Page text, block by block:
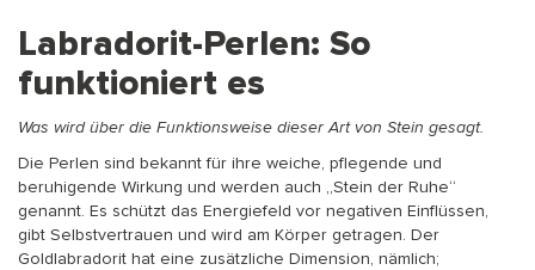
Labradorit-Perlen: So
funktioniert es
Was wird über die Funktionsweise dieser Art von Stein gesagt.
Die Perlen sind bekannt für ihre weiche, pflegende und
beruhigende Wirkung und werden auch „Stein der Ruhe“
genannt. Es schützt das Energiefeld vor negativen Einflüssen,
gibt Selbstvertrauen und wird am Körper getragen. Der
Goldlabradorit hat eine zusätzliche Dimension, nämlich;